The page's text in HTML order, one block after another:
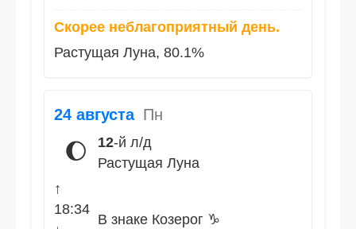
Скорее неблагоприятный день.
Растущая Луна, 80.1%
24 августа Пн
🌔 12-й л/д
Растущая Луна
↑
18:34
В знаке Козерог ♑